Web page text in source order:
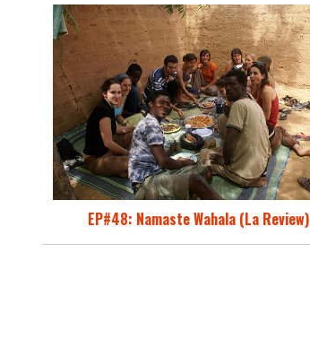
EP#48: Namaste Wahala (La Review)